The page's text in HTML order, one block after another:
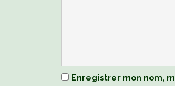
Enregistrer mon nom,